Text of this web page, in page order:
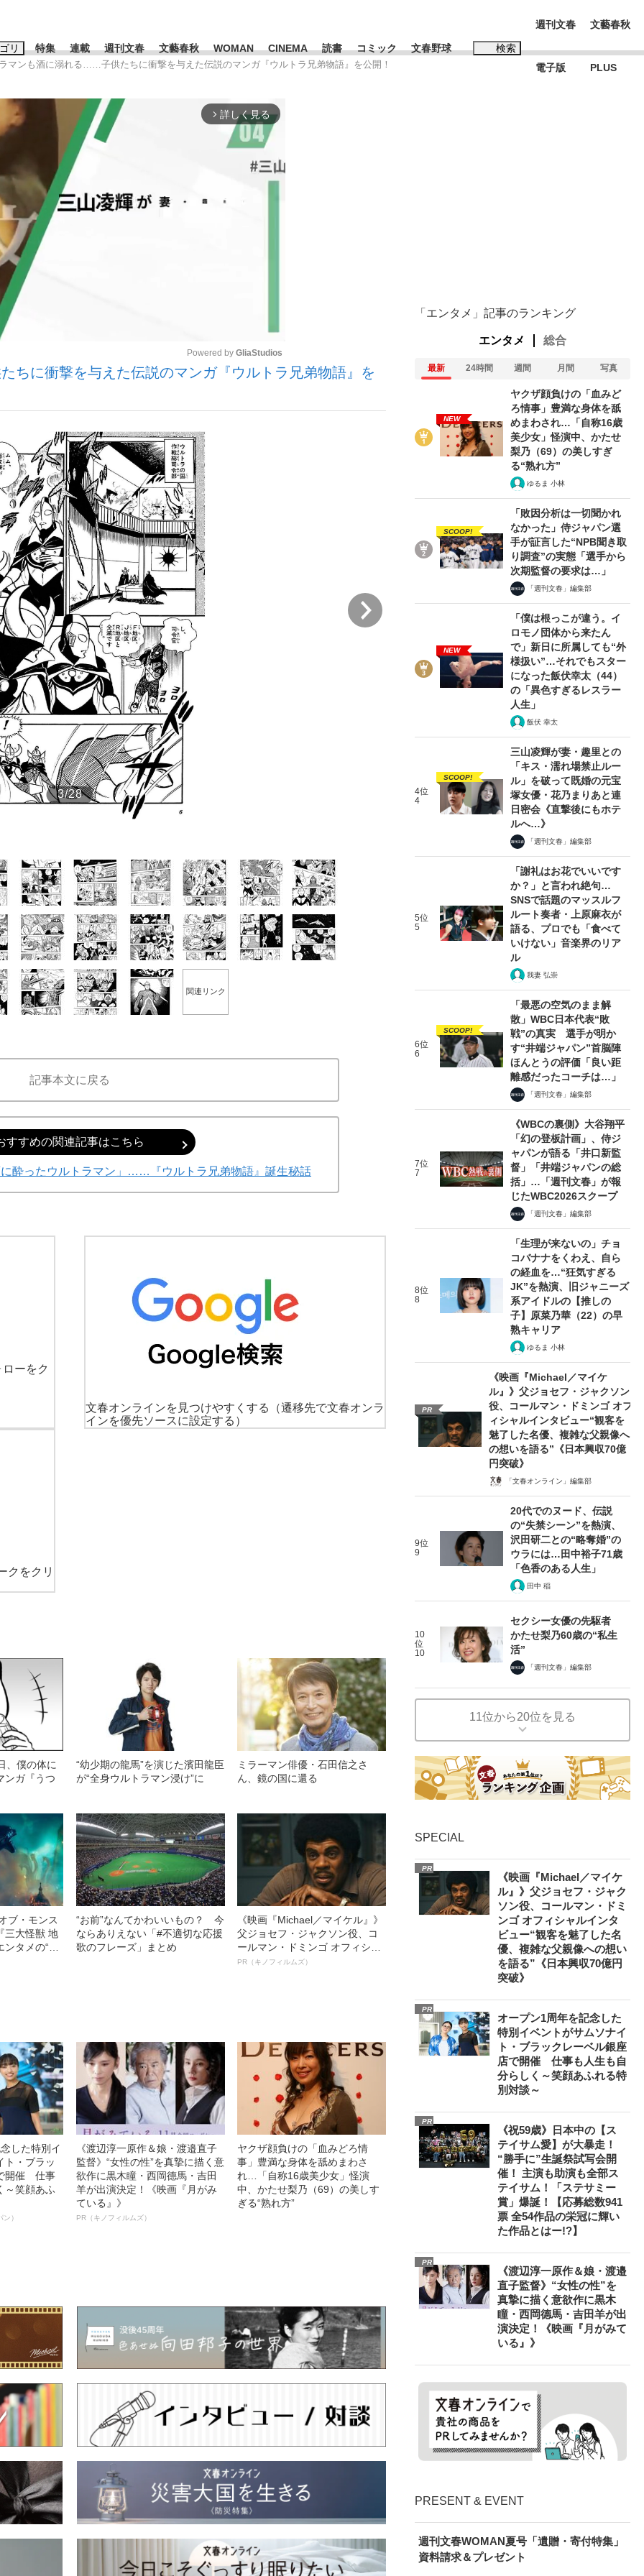
リ
明かした日本代表監督に...
選手が証言した“NPB聞... 「クマが悪者扱いされているのが悲しい」『北の国から』倉本聰氏（91...
カー日本代表・森保一監督...
もっと見る
特集
いまさら聞けない資産運用のすべて
もっと見る
連載 週刊文春 文藝春秋 WOMAN CINEMA 読書 コミック 文春野球 検索
ワードタグ一覧
凌輝 #高市早苗 #城彰二 #内田有紀
亀和田武
週刊文春
電子版
文藝春秋
PLUS
マンも酒に溺れる……子供たちに衝撃を与えた伝説のマンガ『ウルトラ兄弟物語』を公開！
arrow_forward_ios 詳しく見る
Powered by GliaStudios
に衝撃を与えた伝説のマンガ『ウルトラ兄弟物語』を
3/28
関連リンク
記事本文に戻る
すすめの関連記事はこちら
酔ったウルトラマン」……『ウルトラ兄弟物語』誕生秘話
ーをク
文春オンラインを見つけやすくする
（遷移先で文春オンラ
インを優先ソースに設定する）
クをクリ
、僕の体に
ガ『うつ
“幼少期の龍馬”を演じた濱田龍臣
が“全身ウルトラマン浸け”に
ミラーマン俳優・石田信之さ
ん、鏡の国に還る
ブ・モンス
三大怪獣 地
タメの“元
“お前”なんてかわいいもの？ 今
ならありえない「#不適切な応援
歌のフレーズ」まとめ
《映画『Michael／マイケル』》
父ジョセフ・ジャクソン役、コ
ールマン・ドミンゴ オフィシャ
ルインタビュー“観客を魅了した
PR（キノフィルムズ）
した特別イ
ト・ブラッ
開催 仕事
～笑顔あふ
）
《渡辺淳一原作＆娘・渡邉直子
監督》“女性の性”を真摯に描く意
欲作に黒木瞳・西岡德馬・吉田
羊が出演決定！《映画『月がみ
ている』》
PR（キノフィルムズ）
ヤクザ顔負けの「血みどろ情
事」豊満な身体を舐めまわさ
れ…「自称16歳美少女」怪演
中、かたせ梨乃（69）の美しす
ぎる“熟れ方”
「エンタメ」記事のランキング
エンタメ 総合
最新 24時間 週間 月間 写真
NEW
ヤクザ顔負けの「血みど
ろ情事」豊満な身体を舐
めまわされ…「自称16歳
美少女」怪演中、かたせ
梨乃（69）の美しすぎ
る“熟れ方”
ゆるま 小林
SCOOP!
「敗因分析は一切聞かれ
なかった」侍ジャパン選
手が証言した“NPB聞き取
り調査”の実態「選手から
次期監督の要求は…」
「週刊文春」編集部
NEW
「僕は根っこが違う。イ
ロモノ団体から来たん
で」新日に所属しても“外
様扱い”…それでもスター
になった飯伏幸太（44）
の「異色すぎるレスラー
人生」
飯伏 幸太
4位
4
SCOOP!
三山凌輝が妻・趣里との
「キス・濡れ場禁止ルー
ル」を破って既婚の元宝
塚女優・花乃まりあと連
日密会《直撃後にもホテ
ルへ…》
「週刊文春」編集部
5位
5
「謝礼はお花でいいです
か？」と言われ絶句…
SNSで話題のマッスルフ
ルート奏者・上原麻衣が
語る、プロでも「食べて
いけない」音楽界のリア
ル
我妻 弘崇
6位
6
SCOOP!
「最悪の空気のまま解
散」WBC日本代表“敗
戦”の真実 選手が明か
す“井端ジャパン”首脳陣
ほんとうの評価「良い距
離感だったコーチは…」
「週刊文春」編集部
7位
7
《WBCの裏側》大谷翔平
「幻の登板計画」、侍ジ
ャパンが語る「井口新監
督」「井端ジャパンの総
括」…「週刊文春」が報
じたWBC2026スクープ
「週刊文春」編集部
8位
8
「生理が来ないの」チョ
コバナナをくわえ、自ら
の経血を…“狂気すぎる
JK”を熱演、旧ジャニーズ
系アイドルの【推しの
子】原菜乃華（22）の早
熟キャリア
ゆるま 小林
PR
《映画『Michael／マイケ
ル』》父ジョセフ・ジャクソン
役、コールマン・ドミンゴ オフ
ィシャルインタビュー“観客を
魅了した名優、複雑な父親像へ
の想いを語る”《日本興収70億
円突破》
「文春オンライン」編集部
9位
9
20代でのヌード、伝説
の“失禁シーン”を熱演、
沢田研二との“略奪婚”の
ウラには…田中裕子71歳
「色香のある人生」
田中 稲
10
位
10
セクシー女優の先駆者
かたせ梨乃60歳の“私生
活”
「週刊文春」編集部
11位から20位を見る
SPECIAL
PR
《映画『Michael／マイケ
ル』》父ジョセフ・ジャク
ソン役、コールマン・ドミ
ンゴ オフィシャルインタ
ビュー“観客を魅了した名
優、複雑な父親像への想い
を語る”《日本興収70億円
突破》
PR
オープン1周年を記念した
特別イベントがサムソナイ
ト・ブラックレーベル銀座
店で開催 仕事も人生も自
分らしく～笑顔あふれる特
別対談～
PR
《祝59歳》日本中の【ス
テイサム愛】が大暴走！
“勝手に”生誕祭試写会開
催！ 主演も助演も全部ス
テイサム！「ステサミー
賞」爆誕！【応募総数941
票 全54作品の栄冠に輝い
た作品とはー!?】
PR
《渡辺淳一原作＆娘・渡邉
直子監督》“女性の性”を
真摯に描く意欲作に黒木
瞳・西岡德馬・吉田羊が出
演決定！《映画『月がみて
いる』》
PRESENT & EVENT
週刊文春WOMAN夏号「遺贈・寄付特集」
資料請求＆プレゼント